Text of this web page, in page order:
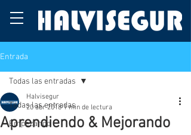
Entrada
Todas las entradas
Empezando
Todas las entradas
Aprendiendo & Mejorando
Halvisegur
20 abr 2018 1 min de lectura